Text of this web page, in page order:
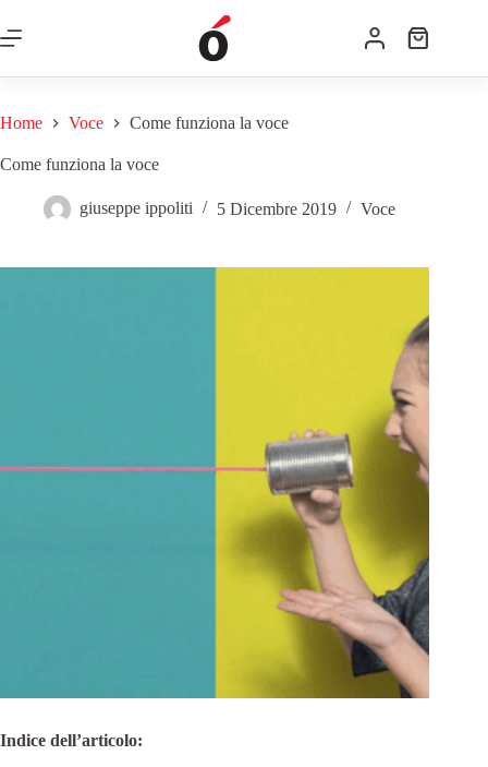
Home Voce Come funziona la voce
Come funziona la voce
giuseppe ippoliti 5 Dicembre 2019 Voce
Indice dell’articolo: